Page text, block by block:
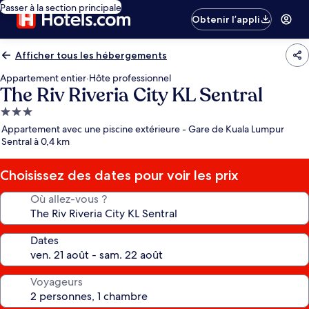
Passer à la section principale
Obtenir l’appli
Afficher tous les hébergements
Appartement entier·Hôte professionnel
The Riv Riveria City KL Sentral
Hébergement
3.0 étoiles
Appartement avec une piscine extérieure - Gare de Kuala Lumpur
Sentral à 0,4 km
Choisissez des dates pour voir les prix
Où allez-vous ?
Dates
Voyageurs